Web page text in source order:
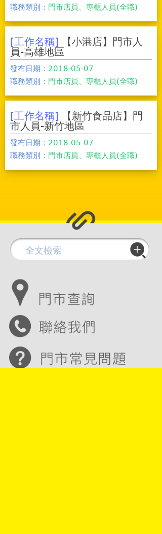
職務類別： 門市店員、專櫃人員(全職)
[工作名稱] 【小港店】門市人
員-高雄地區
發布日期： 2018-05-07
職務類別： 門市店員、專櫃人員(全職)
[工作名稱] 【新竹食品店】門
市人員-新竹地區
發布日期： 2018-05-07
職務類別： 門市店員、專櫃人員(全職)